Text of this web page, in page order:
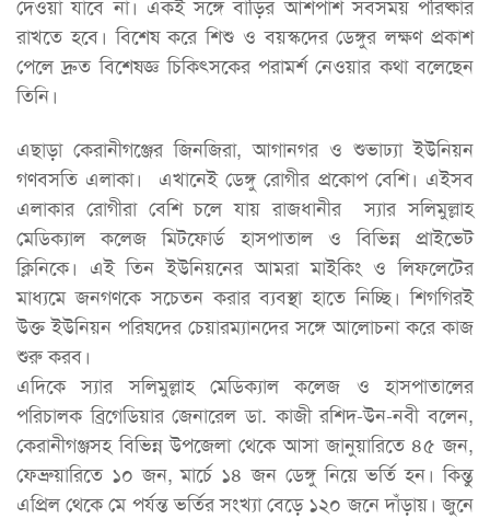
দেওয়া যাবে না। একই সঙ্গে বাড়ির আশপাশ সবসময় পরিষ্কার
রাখতে হবে। বিশেষ করে শিশু ও বয়স্কদের ডেঙ্গুর লক্ষণ প্রকাশ
পেলে দ্রুত বিশেষজ্ঞ চিকিৎসকের পরামর্শ নেওয়ার কথা বলেছেন
তিনি।
এছাড়া কেরানীগঞ্জের জিনজিরা, আগানগর ও শুভাঢ্যা ইউনিয়ন
গণবসতি এলাকা। এখানেই ডেঙ্গু রোগীর প্রকোপ বেশি। এইসব
এলাকার রোগীরা বেশি চলে যায় রাজধানীর স্যার সলিমুল্লাহ
মেডিক্যাল কলেজ মিটফোর্ড হাসপাতাল ও বিভিন্ন প্রাইভেট
ক্লিনিকে। এই তিন ইউনিয়নের আমরা মাইকিং ও লিফলেটের
মাধ্যমে জনগণকে সচেতন করার ব্যবস্থা হাতে নিচ্ছি। শিগগিরই
উক্ত ইউনিয়ন পরিষদের চেয়ারম্যানদের সঙ্গে আলোচনা করে কাজ
শুরু করব।
এদিকে স্যার সলিমুল্লাহ মেডিক্যাল কলেজ ও হাসপাতালের
পরিচালক ব্রিগেডিয়ার জেনারেল ডা. কাজী রশিদ-উন-নবী বলেন,
কেরানীগঞ্জসহ বিভিন্ন উপজেলা থেকে আসা জানুয়ারিতে ৪৫ জন,
ফেব্রুয়ারিতে ১০ জন, মার্চে ১৪ জন ডেঙ্গু নিয়ে ভর্তি হন। কিন্তু
এপ্রিল থেকে মে পর্যন্ত ভর্তির সংখ্যা বেড়ে ১২০ জনে দাঁড়ায়। জুনে